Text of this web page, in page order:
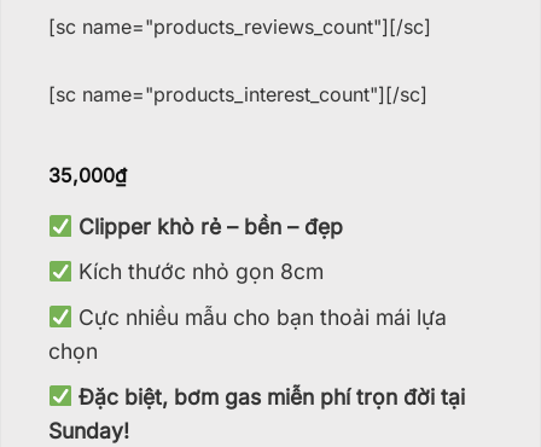
[sc name="products_reviews_count"][/sc]
[sc name="products_interest_count"][/sc]
35,000₫
Clipper khò rẻ – bền – đẹp
Kích thước nhỏ gọn 8cm
Cực nhiều mẫu cho bạn thoải mái lựa
chọn
Đặc biệt, bơm gas miễn phí trọn đời tại
Sunday!